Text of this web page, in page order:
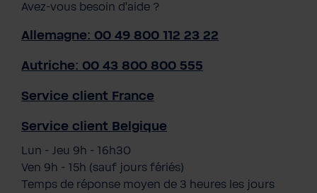
Avez-vous besoin d'aide ?
Allemagne: 00 49 800 112 23 22
Autriche: 00 43 800 800 555
Service client France
Service client Belgique
Lun - Jeu 9h - 16h30
Ven 9h - 15h (sauf jours fériés)
Temps de réponse moyen de 3 heures les jours